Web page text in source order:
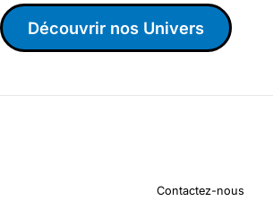
Découvrir nos Univers
Contactez-nous